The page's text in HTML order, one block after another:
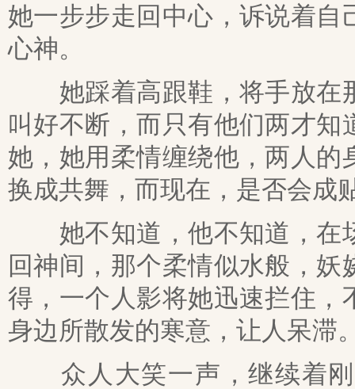
她一步步走回中心，诉说着
心神。
她踩着高跟鞋，将手放在
叫好不断，而只有他们两才
她，她用柔情缠绕他，两人
换成共舞，而现在，是否会成
她不知道，他不知道，在
回神间，那个柔情似水般，
得，一个人影将她迅速拦住
身边所散发的寒意，让人呆滞
众人大笑一声，继续着刚